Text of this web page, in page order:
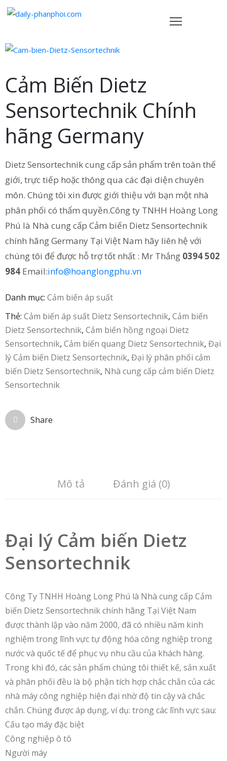
Cảm Biến Dietz
Sensortechnik Chính
hãng Germany
Dietz Sensortechnik cung cấp sản phẩm trên toàn thế
giới, trực tiếp hoặc thông qua các đại diện chuyên
môn. Chúng tôi xin được giới thiệu với bạn một nhà
phân phối có thẩm quyền.Công ty TNHH Hoàng Long
Phú là Nhà cung cấp Cảm biến Dietz Sensortechnik
chính hãng Germany Tại Việt Nam hãy liên hệ với
chúng tôi để được hỗ trợ tốt nhất : Mr Thắng 0394 502
984 Email:info@hoanglongphu.vn
Danh mục: Cảm biến áp suất
Thẻ: Cảm biến áp suất Dietz Sensortechnik, Cảm biến
Dietz Sensortechnik, Cảm biến hồng ngoại Dietz
Sensortechnik, Cảm biến quang Dietz Sensortechnik, Đại
lý Cảm biến Dietz Sensortechnik, Đại lý phân phối cảm
biến Dietz Sensortechnik, Nhà cung cấp cảm biến Dietz
Sensortechnik
Share
Mô tả Đánh giá (0)
Đại lý Cảm biến Dietz
Sensortechnik
Công Ty TNHH Hoàng Long Phú là Nhà cung cấp Cảm
biến Dietz Sensortechnik chính hãng Tại Việt Nam
được thành lập vào năm 2000, đã có nhiều năm kinh
nghiệm trong lĩnh vực tự động hóa công nghiệp trong
nước và quốc tế để phục vụ nhu cầu của khách hàng.
Trong khi đó, các sản phẩm chúng tôi thiết kế, sản xuất
và phân phối đều là bộ phận tích hợp chắc chắn của các
nhà máy công nghiệp hiện đại nhờ độ tin cậy và chắc
chắn. Chúng được áp dụng, ví dụ: trong các lĩnh vực sau:
Cấu tạo máy đặc biệt
Công nghiệp ô tô
Người máy